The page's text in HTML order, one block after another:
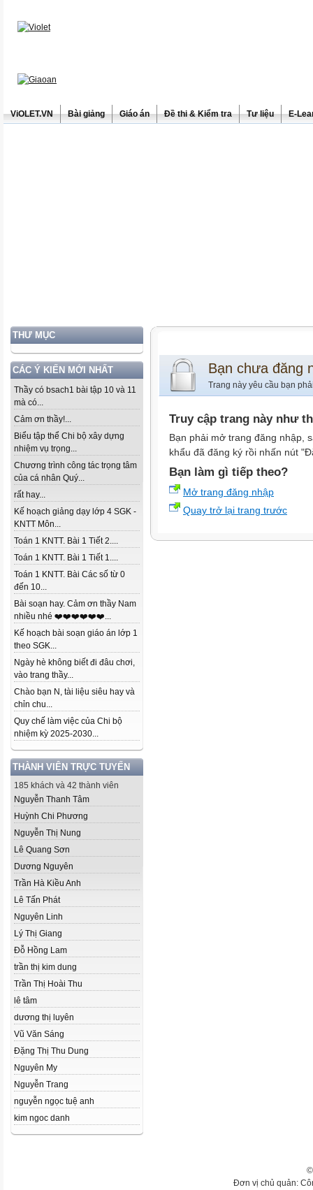
ViOLET.VN Bài giảng Giáo án Đề thi & Kiểm tra Tư liệu E-
THƯ MỤC
CÁC Ý KIẾN MỚI NHẤT
Thầy có bsach1 bài tập 10 và 11
mà có...
Cảm ơn thầy!...
Biểu tập thể Chi bộ xây dựng
nhiệm vụ trọng...
Chương trình công tác trọng tâm
của cá nhân Quý...
rất hay...
Kế hoạch giảng dạy lớp 4 SGK -
KNTT Môn...
Toán 1 KNTT. Bài 1 Tiết 2....
Toán 1 KNTT. Bài 1 Tiết 1....
Toán 1 KNTT. Bài Các số từ 0
đến 10...
Bài soạn hay. Cảm ơn thầy Nam
nhiều nhé ❤️❤️❤️❤️❤️❤️...
Kế hoạch bài soạn giáo án lớp 1
theo SGK...
Ngày hè không biết đi đâu chơi,
vào trang thầy...
Chào bạn N, tài liệu siêu hay và
chỉn chu...
Quy chế làm việc của Chi bộ
nhiệm kỳ 2025-2030...
THÀNH VIÊN TRỰC TUYẾN
185 khách và 42 thành viên
Nguyễn Thanh Tâm
Huỳnh Chi Phương
Nguyễn Thị Nung
Lê Quang Sơn
Dương Nguyên
Trần Hà Kiều Anh
Lê Tấn Phát
Nguyên Linh
Lý Thị Giang
Đỗ Hồng Lam
trần thị kim dung
Trần Thị Hoài Thu
lê tâm
dương thị luyên
Vũ Văn Sáng
Đặng Thị Thu Dung
Nguyên My
Nguyễn Trang
nguyễn ngọc tuệ anh
kim ngoc danh
Bạn chưa đăng
Trang này yêu cầu bạn
Truy cập trang này như
Bạn phải mở trang đăng nhập,
khẩu đã đăng ký rồi nhấn nút
Bạn làm gì tiếp theo?
Mở trang đăng nhập
Quay trở lại trang trước
Đơn vị chủ quản: